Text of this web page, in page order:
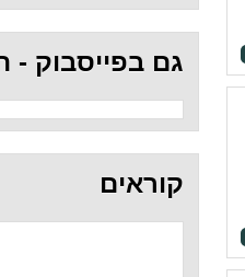
גם בפייסבוק -
קוראים